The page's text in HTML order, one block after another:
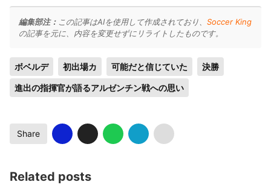
編集部注： この記事はAIを使用して作成されており、 Soccer King
の記事を元に、内容を変更せずにリライトしたものです。
ボベルデ 初出場カ 可能だと信じていた 決勝
進出の指揮官が語るアルゼンチン戦への思い
Share
Related posts